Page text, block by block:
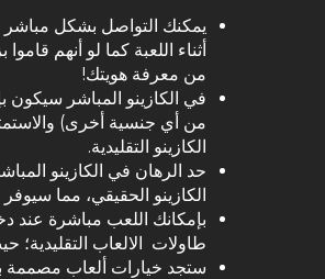
يمكنك التواصل بشكل
أثناء اللعبة كما لو أنهم
من معرفة هويتك!
في الكازينو المباشر سيكون
من أي جنسية أخرى)
الكازينو التقليدية.
حد الرهان في الكازينو
الكازينو الحقيقي، مما سيوفر
بإمكانك اللعب مباشرة
طاولات الالعاب التقليدية؛
ستجد خيارات ألعاب مصممة